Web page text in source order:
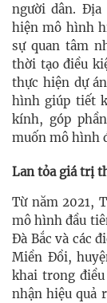
người dân. Địa
hiện mô hình
sự quan tâm
thời tạo điều
thực hiện dự
hình giúp tiết
kính, góp
muốn mô hình
Lan tỏa giá trị
Từ năm 2021,
mô hình đầu
Đà Bắc và các
Miền Đồi,
khai trong
nhận hiệu quả